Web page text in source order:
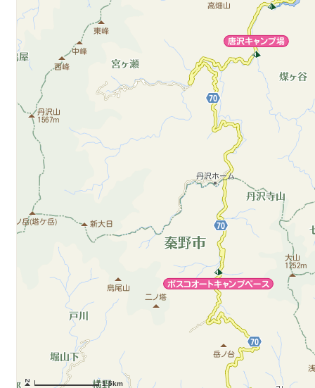
1.5km